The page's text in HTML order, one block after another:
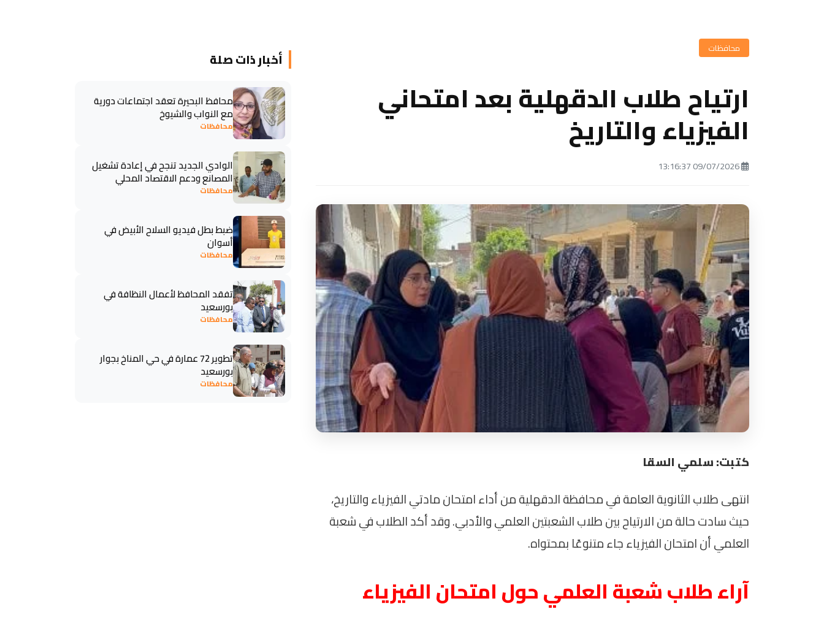
محافظات
ارتياح طلاب الدقهلية بعد امتحاني
الفيزياء والتاريخ
كتبت: سلمي السقا
انتهى طلاب الثانوية العامة في محافظة الدقهلية من أداء امتحان مادتي الفيزياء والتاريخ،
حيث سادت حالة من الارتياح بين طلاب الشعبتين العلمي والأدبي. وقد أكد الطلاب في شعبة
العلمي أن امتحان الفيزياء جاء متنوعًا بمحتواه.
آراء طلاب شعبة العلمي حول امتحان الفيزياء
أخبار ذات صلة
محافظ البحيرة تعقد اجتماعات دورية
مع النواب والشيوخ
محافظات
الوادي الجديد تنجح في إعادة تشغيل
المصانع ودعم الاقتصاد المحلي
محافظات
ضبط بطل فيديو السلاح الأبيض في
أسوان
محافظات
تفقد المحافظ لأعمال النظافة في
بورسعيد
محافظات
تطوير 72 عمارة في حي المناخ بجوار
بورسعيد
محافظات